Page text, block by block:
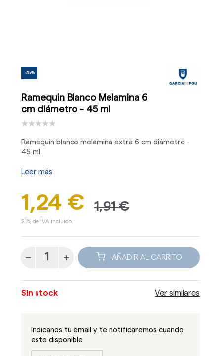
-35%
Ramequin Blanco Melamina 6
cm diámetro - 45 ml
Ramequin blanco melamina extra 6 cm diámetro -
45 ml
Leer más
1,24 € 1,91 €
21% de IVA incluido.
AÑADIR AL CARRITO
Sin stock Ver similares
Indicanos tu email y te notificaremos cuando
este disponible